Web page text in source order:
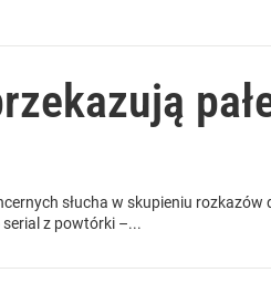
słucha w skupieniu
serial z powtórki –...